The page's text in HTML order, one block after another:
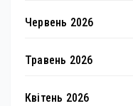
Червень 2026
Травень 2026
Квітень 2026